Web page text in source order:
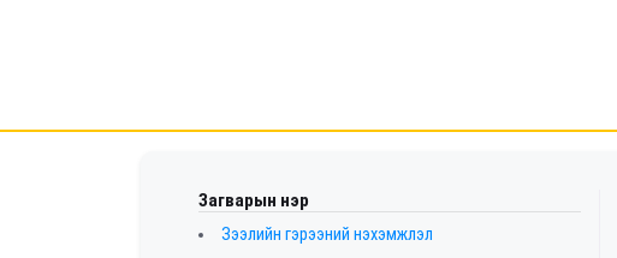
Загварын нэр
Зээлийн гэрээний нэхэмжлэл